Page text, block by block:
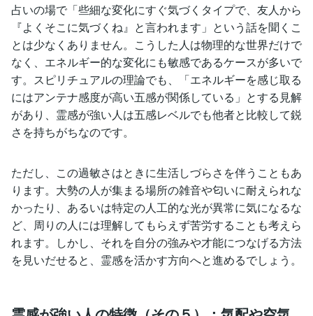
占いの場で「些細な変化にすぐ気づくタイプで、友人から
『よくそこに気づくね』と言われます」という話を聞くこ
とは少なくありません。こうした人は物理的な世界だけで
なく、エネルギー的な変化にも敏感であるケースが多いで
す。スピリチュアルの理論でも、「エネルギーを感じ取る
にはアンテナ感度が高い五感が関係している」とする見解
があり、霊感が強い人は五感レベルでも他者と比較して鋭
さを持ちがちなのです。
ただし、この過敏さはときに生活しづらさを伴うこともあ
ります。大勢の人が集まる場所の雑音や匂いに耐えられな
かったり、あるいは特定の人工的な光が異常に気になるな
ど、周りの人には理解してもらえず苦労することも考えら
れます。しかし、それを自分の強みや才能につなげる方法
を見いだせると、霊感を活かす方向へと進めるでしょう。